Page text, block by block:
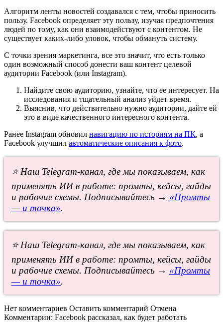
Алгоритм ленты новостей создавался с тем, чтобы приносить
пользу. Facebook определяет эту пользу, изучая предпочтения
людей по тому, как они взаимодействуют с контентом. Не
существует каких-либо уловок, чтобы обмануть систему.
С точки зрения маркетинга, все это значит, что есть только
один возможный способ донести ваш контент целевой
аудитории Facebook (или Instagram).
Найдите свою аудиторию, узнайте, что ее интересует. На
исследования и тщательный анализ уйдет время.
Выяснив, что действительно нужно аудитории, дайте ей
это в виде качественного интересного контента.
Ранее Instagram обновил навигацию по историям на ПК, а
Facebook улучшил автоматические описания к фото.
⭐ Наш Telegram-канал, где мы показываем, как
применять ИИ в работе: промты, кейсы, гайды
и рабочие схемы. Подписывайтесь → «Промты
— и точка».
⭐ Наш Telegram-канал, где мы показываем, как
применять ИИ в работе: промты, кейсы, гайды
и рабочие схемы. Подписывайтесь → «Промты
— и точка».
Нет комментариев Оставить комментарий Отмена
Комментарии: Facebook рассказал, как будет работать